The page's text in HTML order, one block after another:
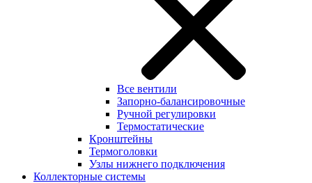
Все вентили
Запорно-балансировочные
Ручной регулировки
Термостатические
Кронштейны
Термоголовки
Узлы нижнего подключения
Коллекторные системы